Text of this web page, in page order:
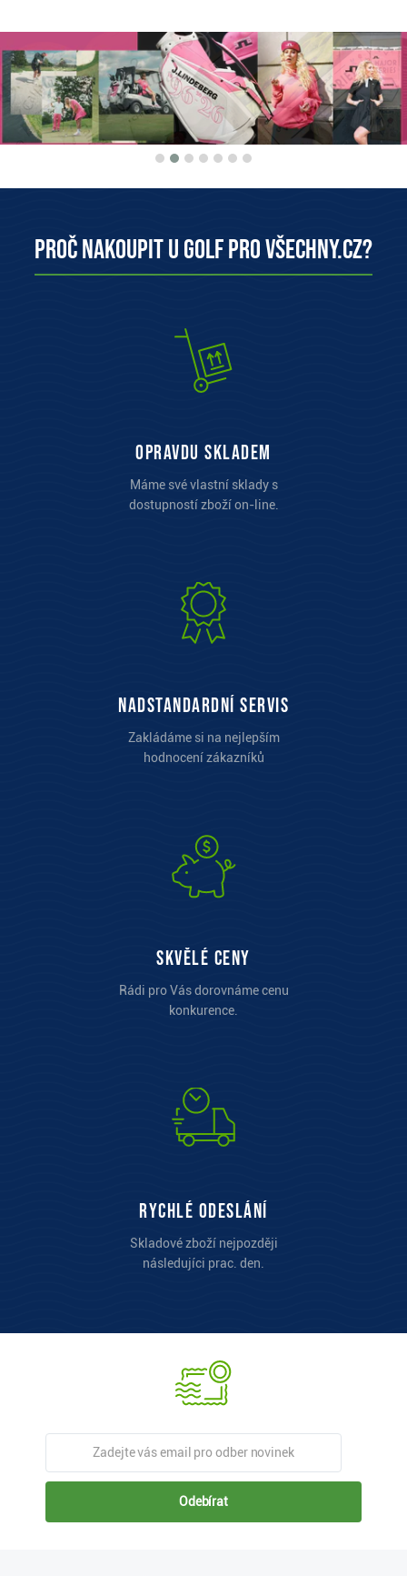
Proč nakoupit u Golf pro všechny.cz?
opravdu skladem
Máme své vlastní sklady s
dostupností zboží on-line.
Nadstandardní servis
Zakládáme si na nejlepším
hodnocení zákazníků
Skvělé ceny
Rádi pro Vás dorovnáme cenu
konkurence.
Rychlé odeslání
Skladové zboží nejpozději
následujíci prac. den.
Odebírat